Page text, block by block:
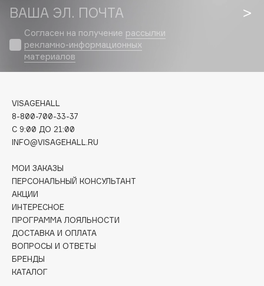
D
d'Alba
Davines
Deonica
Dior
Divage
Dolce & Gabbana
Dolomit
Dorco
DP Daily Perfection
Dr. Vranjes Firenze
ВАША ЭЛ. ПОЧТА
Согласен на получение рассылки
рекламно-информационных
материалов
VISAGEHALL
8-800-700-33-37
C 9:00 ДО 21:00
INFO@VISAGEHALL.RU
МОИ ЗАКАЗЫ
ПЕРСОНАЛЬНЫЙ КОНСУЛЬТАНТ
АКЦИИ
ИНТЕРЕСНОЕ
ПРОГРАММА ЛОЯЛЬНОСТИ
ДОСТАВКА И ОПЛАТА
ВОПРОСЫ И ОТВЕТЫ
БРЕНДЫ
КАТАЛОГ